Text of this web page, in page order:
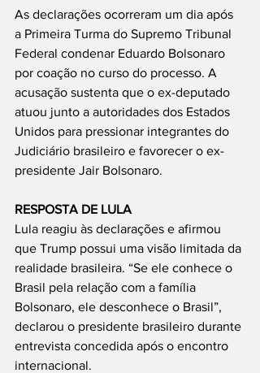
As declarações ocorreram um dia após
a Primeira Turma do Supremo Tribunal
Federal condenar Eduardo Bolsonaro
por coação no curso do processo. A
acusação sustenta que o ex-deputado
atuou junto a autoridades dos Estados
Unidos para pressionar integrantes do
Judiciário brasileiro e favorecer o ex-
presidente Jair Bolsonaro.
RESPOSTA DE LULA
Lula reagiu às declarações e afirmou
que Trump possui uma visão limitada da
realidade brasileira. “Se ele conhece o
Brasil pela relação com a família
Bolsonaro, ele desconhece o Brasil”,
declarou o presidente brasileiro durante
entrevista concedida após o encontro
internacional.